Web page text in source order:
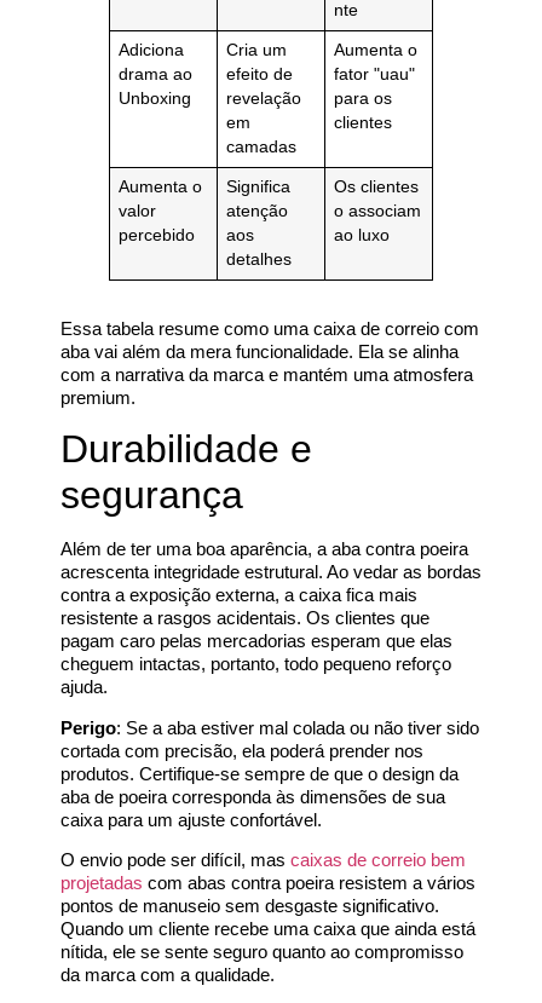
nte
Adiciona
drama ao
Unboxing
Cria um
efeito de
revelação
em
camadas
Aumenta o
fator "uau"
para os
clientes
Aumenta o
valor
percebido
Significa
atenção
aos
detalhes
Os clientes
o associam
ao luxo
Essa tabela resume como uma caixa de correio com
aba vai além da mera funcionalidade. Ela se alinha
com a narrativa da marca e mantém uma atmosfera
premium.
Durabilidade e
segurança
Além de ter uma boa aparência, a aba contra poeira
acrescenta integridade estrutural. Ao vedar as bordas
contra a exposição externa, a caixa fica mais
resistente a rasgos acidentais. Os clientes que
pagam caro pelas mercadorias esperam que elas
cheguem intactas, portanto, todo pequeno reforço
ajuda.
Perigo: Se a aba estiver mal colada ou não tiver sido
cortada com precisão, ela poderá prender nos
produtos. Certifique-se sempre de que o design da
aba de poeira corresponda às dimensões de sua
caixa para um ajuste confortável.
O envio pode ser difícil, mas caixas de correio bem
projetadas com abas contra poeira resistem a vários
pontos de manuseio sem desgaste significativo.
Quando um cliente recebe uma caixa que ainda está
nítida, ele se sente seguro quanto ao compromisso
da marca com a qualidade.